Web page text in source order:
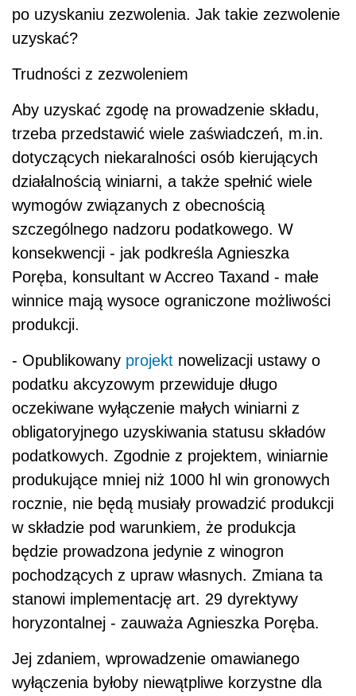
po uzyskaniu zezwolenia. Jak takie zezwolenie
uzyskać?
Trudności z zezwoleniem
Aby uzyskać zgodę na prowadzenie składu,
trzeba przedstawić wiele zaświadczeń, m.in.
dotyczących niekaralności osób kierujących
działalnością winiarni, a także spełnić wiele
wymogów związanych z obecnością
szczególnego nadzoru podatkowego. W
konsekwencji - jak podkreśla Agnieszka
Poręba, konsultant w Accreo Taxand - małe
winnice mają wysoce ograniczone możliwości
produkcji.
- Opublikowany projekt nowelizacji ustawy o
podatku akcyzowym przewiduje długo
oczekiwane wyłączenie małych winiarni z
obligatoryjnego uzyskiwania statusu składów
podatkowych. Zgodnie z projektem, winiarnie
produkujące mniej niż 1000 hl win gronowych
rocznie, nie będą musiały prowadzić produkcji
w składzie pod warunkiem, że produkcja
będzie prowadzona jedynie z winogron
pochodzących z upraw własnych. Zmiana ta
stanowi implementację art. 29 dyrektywy
horyzontalnej - zauważa Agnieszka Poręba.
Jej zdaniem, wprowadzenie omawianego
wyłączenia byłoby niewątpliwe korzystne dla